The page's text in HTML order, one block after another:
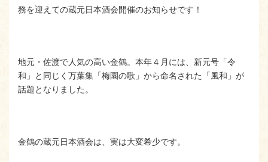
務を迎えての蔵元日本酒会開催のお知らせです！
地元・佐渡で人気の高い金鶴。本年４月には、新元号「令
和」と同じく万葉集「梅園の歌」から命名された「風和」が
話題となりました。
金鶴の蔵元日本酒会は、実は大変希少です。